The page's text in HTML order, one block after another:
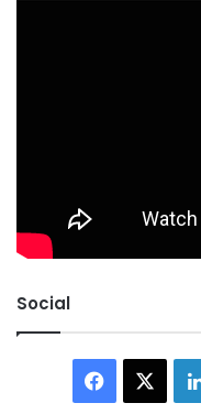
Social
Facebook